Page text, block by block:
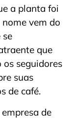
a planta foi
vem do
se
que
seguidores
suas
de café.
de